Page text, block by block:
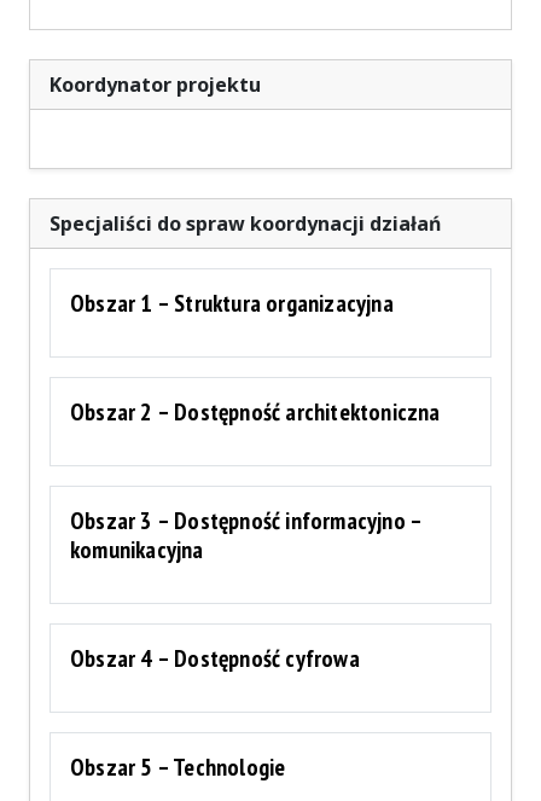
Koordynator projektu
Specjaliści do spraw koordynacji działań
Obszar 1 – Struktura organizacyjna
Obszar 2 – Dostępność architektoniczna
Obszar 3 – Dostępność informacyjno –
komunikacyjna
Obszar 4 – Dostępność cyfrowa
Obszar 5 – Technologie